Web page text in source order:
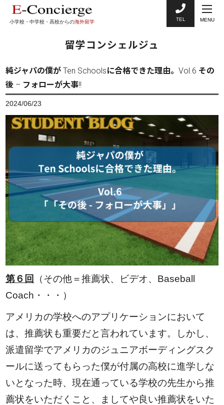
小学校・中学校・高校からの海外留学 TEL MENU
留学コンシェルジュ
純ジャパの僕が Ten Schoolsに合格できた理由。Vol.6 その
後 – フォローが大事!!
2024/06/23
第６回
（その他＝推薦状、ビデオ、Baseball
Coach・・・）
アメリカの学校へのアプリケーションにおいて
は、推薦状も重要だと言われています。しかし、
派遣留学でアメリカのジュニアボーディングスク
ールに送ってもらった僕が付属の高校に進学しな
いとなった時、現在通っている学校の先生から推
薦状をいただくこと、ましてや良い推薦状をいた